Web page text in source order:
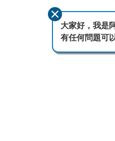
大家好，我是
有任何問題可